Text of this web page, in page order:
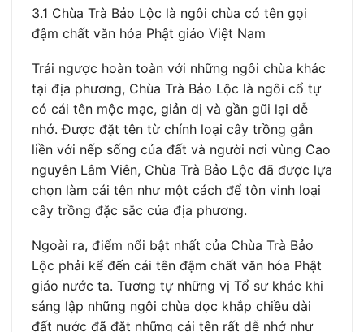
3.1 Chùa Trà Bảo Lộc là ngôi chùa có tên gọi
đậm chất văn hóa Phật giáo Việt Nam
Trái ngược hoàn toàn với những ngôi chùa khác
tại địa phương, Chùa Trà Bảo Lộc là ngôi cổ tự
có cái tên mộc mạc, giản dị và gần gũi lại dễ
nhớ. Được đặt tên từ chính loại cây trồng gắn
liền với nếp sống của đất và người nơi vùng Cao
nguyên Lâm Viên, Chùa Trà Bảo Lộc đã được lựa
chọn làm cái tên như một cách để tôn vinh loại
cây trồng đặc sắc của địa phương.
Ngoài ra, điểm nổi bật nhất của Chùa Trà Bảo
Lộc phải kể đến cái tên đậm chất văn hóa Phật
giáo nước ta. Tương tự những vị Tổ sư khác khi
sáng lập những ngôi chùa dọc khắp chiều dài
đất nước đã đặt những cái tên rất dễ nhớ như